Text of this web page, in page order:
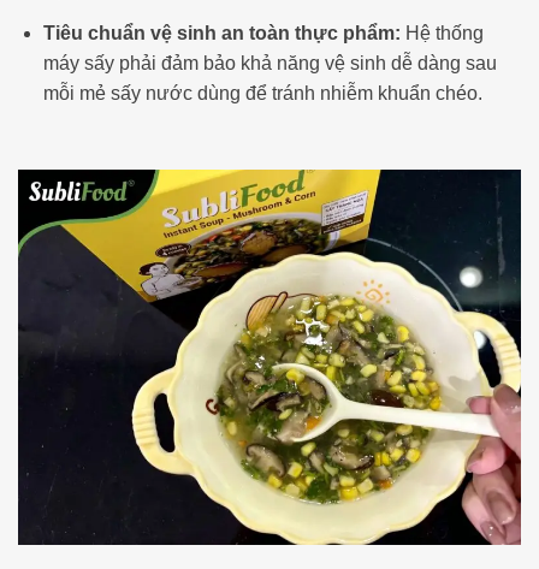
Tiêu chuẩn vệ sinh an toàn thực phẩm: Hệ thống
máy sấy phải đảm bảo khả năng vệ sinh dễ dàng sau
mỗi mẻ sấy nước dùng để tránh nhiễm khuẩn chéo.